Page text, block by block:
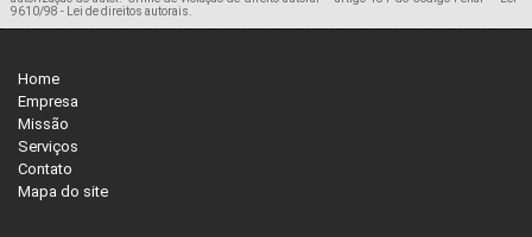
9610/98 - Lei de direitos autorais
Home
Empresa
Missão
Serviços
Contato
Mapa do site